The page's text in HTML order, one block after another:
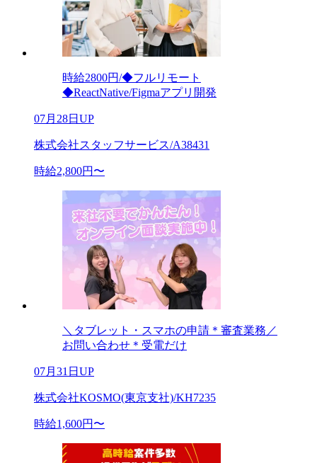
時給2800円/◆フルリモート
◆ReactNative/Figmaアプリ開発
07月28日UP
株式会社スタッフサービス/A38431
時給2,800円〜
＼タブレット・スマホの申請＊審査業務／
お問い合わせ＊受電だけ
07月31日UP
株式会社KOSMO(東京支社)/KH7235
時給1,600円〜